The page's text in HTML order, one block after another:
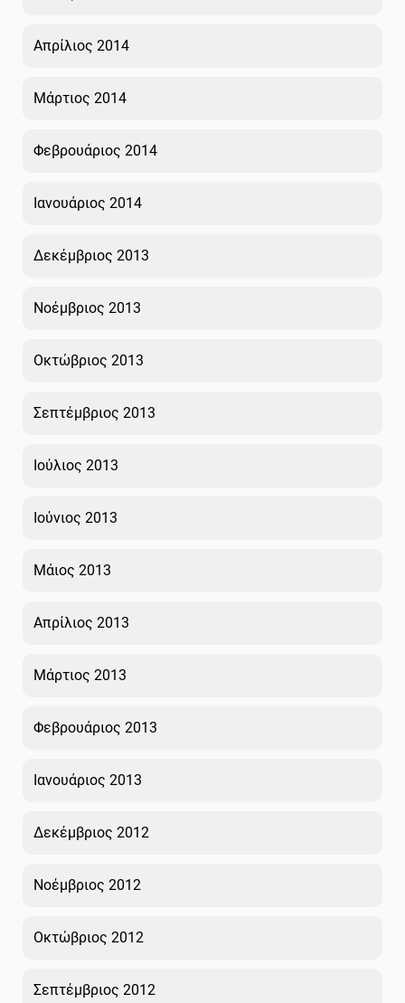
Απρίλιος 2014
Μάρτιος 2014
Φεβρουάριος 2014
Ιανουάριος 2014
Δεκέμβριος 2013
Νοέμβριος 2013
Οκτώβριος 2013
Σεπτέμβριος 2013
Ιούλιος 2013
Ιούνιος 2013
Μάιος 2013
Απρίλιος 2013
Μάρτιος 2013
Φεβρουάριος 2013
Ιανουάριος 2013
Δεκέμβριος 2012
Νοέμβριος 2012
Οκτώβριος 2012
Σεπτέμβριος 2012